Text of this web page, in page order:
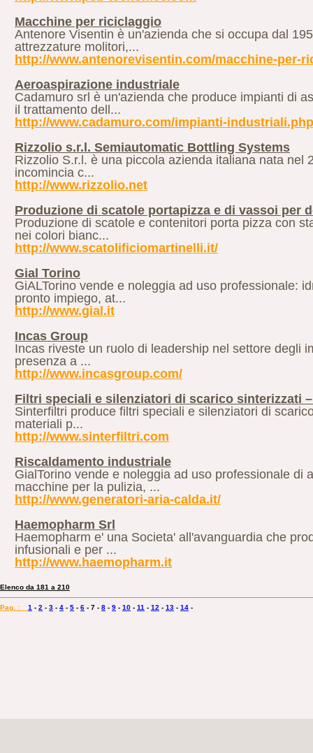
Macchine per riciclaggio
Antenore Visentin è un'azienda che si occupa dal
attrezzature molitori,...
http://www.antenorevisentin.com/macchine-per-
Aeroaspirazione industriale
Cadamuro srl è un'azienda che produce impianti di
il trattamento dell...
http://www.cadamuro.com/impianti-industriali.php
Rizzolio s.r.l. Semiautomatic Bottling Systems
Rizzolio S.r.l. è una piccola azienda italiana nata
incomincia c...
http://www.rizzolio.net
Produzione di scatole portapizza e di vassoi per
Produzione di scatole e contenitori porta pizza con
nei colori bianc...
http://www.scatolificiomartinelli.it/
Gial Torino
GiALTorino vende e noleggia ad uso professionale:
pronto impiego, at...
http://www.gial.it
Incas Group
Incas riveste un ruolo di leadership nel settore degli
presenza a ...
http://www.incasgroup.com/
Filtri speciali e silenziatori di scarico sinterizzati
Sinterfiltri produce filtri speciali e silenziatori di
materiali p...
http://www.sinterfiltri.com
Riscaldamento industriale
GialTorino vende e noleggia ad uso professionale
macchine per la pulizia, ...
http://www.generatori-aria-calda.it/
Haemopharm Srl
Haemopharm e' una Societa' all'avanguardia che
infusionali e per ...
http://www.haemopharm.it
Elenco da 181 a 210
Pag. : 1 - 2 - 3 - 4 - 5 - 6 - 7 - 8 - 9 - 10 - 11 - 12 - 13 - 14 -